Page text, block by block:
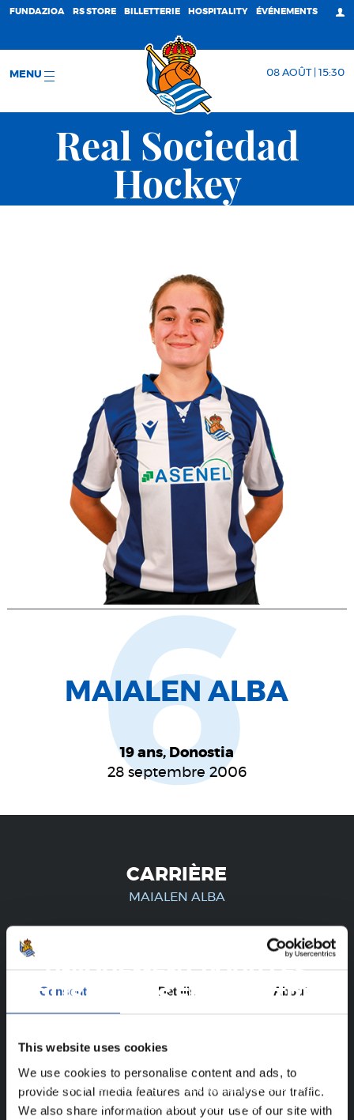
Consent Details About
This website uses cookies
We use cookies to personalise content and ads, to
provide social media features and to analyse our traffic.
We also share information about your use of our site with
FUNDAZIOA RS STORE BILLETTERIE HOSPITALITY ÉVÉNEMENTS
MENU 08 AOÛT | 15:30
Real Sociedad
Hockey
MAIALEN ALBA
19 ans, Donostia
28 septembre 2006
6
CARRIÈRE
MAIALEN ALBA
UTILISATEURS ENREGISTRÉS !
notre site web.
S'inscrire en cliquant sur l' Identifiant et profitez du
contenu exclusif pour vous.